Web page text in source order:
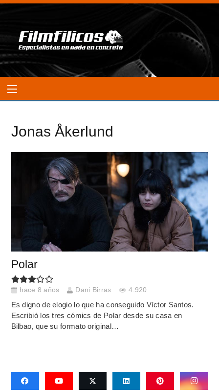
Jonas Åkerlund
Polar
hace 8 años Dani Birras 4.920
Es digno de elogio lo que ha conseguido Víctor Santos.
Escribió los tres cómics de Polar desde su casa en
Bilbao, que su formato original…